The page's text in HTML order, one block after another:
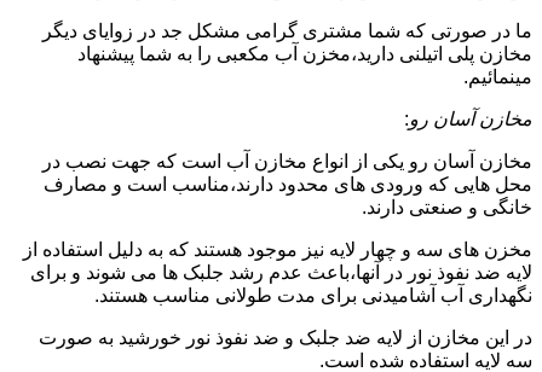
ما در صورتی که شما مشتری گرامی مشکل جد در زوایای دیگر
مخازن پلی اتیلنی دارید،مخزن آب مکعبی را به شما پیشنهاد
مینمائیم.
مخازن آسان رو:
مخازن آسان رو یکی از انواع مخازن آب است که جهت نصب در
محل هایی که ورودی های محدود دارند،مناسب است و مصارف
خانگی و صنعتی دارند.
مخزن های سه و چهار لایه نیز موجود هستند که به دلیل استفاده از
لایه ضد نفوذ نور در آنها،باعث عدم رشد جلبک ها می شوند و برای
نگهداری آب آشامیدنی برای مدت طولانی مناسب هستند.
در این مخازن از لایه ضد جلبک و ضد نفوذ نور خورشید به صورت
سه لایه استفاده شده است.